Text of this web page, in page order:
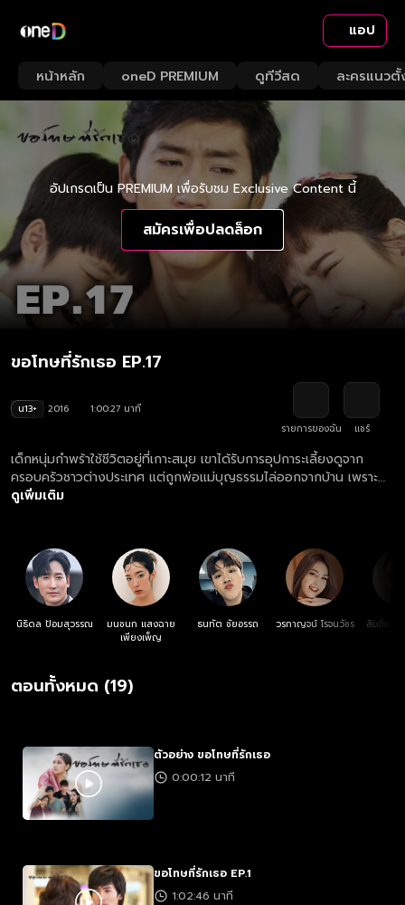
แอป
หน้าหลัก oneD PREMIUM ดูทีวีสด ละครแนวตั้
อัปเกรดเป็น PREMIUM เพื่อรับชม Exclusive Content นี้
สมัครเพื่อปลดล็อก
ขอโทษที่รักเธอ EP.17
น13+ 2016
1:00:27 นาที
รายการของฉัน
แชร์
เด็กหนุ่มกำพร้าใช้ชีวิตอยู่ที่เกาะสมุย เขาได้รับการอุปการะเลี้ยงดูจาก
ครอบครัวชาวต่างประเทศ แต่ถูกพ่อแม่บุญธรรมไล่ออกจากบ้าน เพราะ
ความเกเรตั้งแต่ย่างเข้าวัยรุ่น เขาจึงมาใช้ชีวิตอยู่กับแฟนสาว วันเวลาผ่าน
เพื่อที่เขาจะได้ไปทำตามฝัน คือไปตามหาแม่ที่แท้จริงที่กรุงเทพฯ และ
เป็นการหนีให้พ้นจากสามีของเธอที่ตามฆ่าเขาอีกด้วย
ดูเพิ่มเติม
นิธิดล ป้อมสุวรรณ
มนชนก แสงฉาย
เพียงเพ็ญ
ธนทัต ชัยอรรถ วรกาญจน์ โรจนวัชร สินจัย เ
ตอนทั้งหมด (19)
ตัวอย่าง ขอโทษที่รักเธอ
0:00:12 นาที
ขอโทษที่รักเธอ EP.1
1:02:46 นาที